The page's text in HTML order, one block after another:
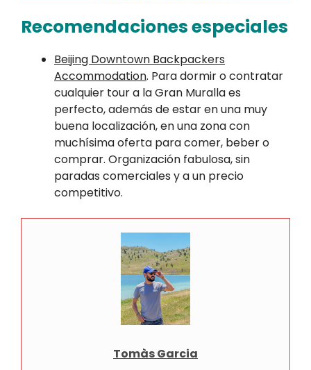
Recomendaciones especiales
Beijing Downtown Backpackers
Accommodation. Para dormir o contratar
cualquier tour a la Gran Muralla es
perfecto, además de estar en una muy
buena localización, en una zona con
muchísima oferta para comer, beber o
comprar. Organización fabulosa, sin
paradas comerciales y a un precio
competitivo.
Tomàs Garcia